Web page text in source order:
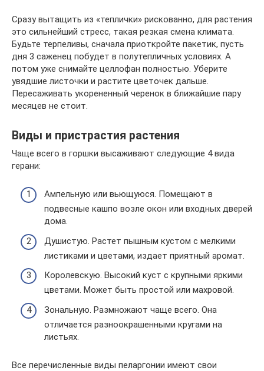
Сразу вытащить из «теплички» рискованно, для растения
это сильнейший стресс, такая резкая смена климата.
Будьте терпеливы, сначала приоткройте пакетик, пусть
дня 3 саженец побудет в полутепличных условиях. А
потом уже снимайте целлофан полностью. Уберите
увядшие листочки и растите цветочек дальше.
Пересаживать укорененный черенок в ближайшие пару
месяцев не стоит.
Виды и пристрастия растения
Чаще всего в горшки высаживают следующие 4 вида
герани:
Ампельную или вьющуюся. Помещают в
подвесные кашпо возле окон или входных дверей
дома.
Душистую. Растет пышным кустом с мелкими
листиками и цветами, издает приятный аромат.
Королевскую. Высокий куст с крупными яркими
цветами. Может быть простой или махровой.
Зональную. Размножают чаще всего. Она
отличается разноокрашенными кругами на
листьях.
Все перечисленные виды пеларгонии имеют свои